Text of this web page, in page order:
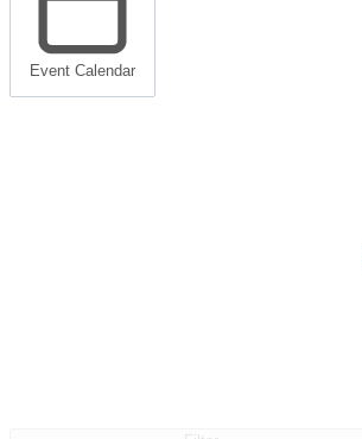
Event Calendar